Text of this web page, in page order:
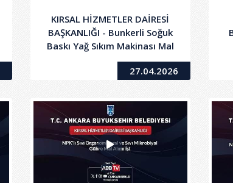
KIRSAL HİZMETLER DAİRESİ
BAŞKANLIĞI - Bunkerli Soğuk
Baskı Yağ Sıkım Makinası Mal
Alımı işi
27.04.2026